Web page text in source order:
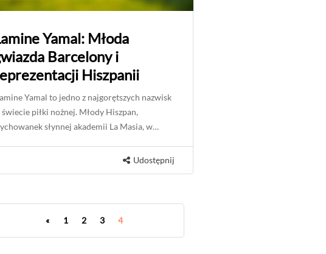
Yamal: Młoda
Barcelony i
Hiszpanii
Yamal to jedno z najgorętszych nazwisk
piłki nożnej. Młody Hiszpan,
słynnej akademii La Masia, w…
Udostępnij
« 1 2 3 4